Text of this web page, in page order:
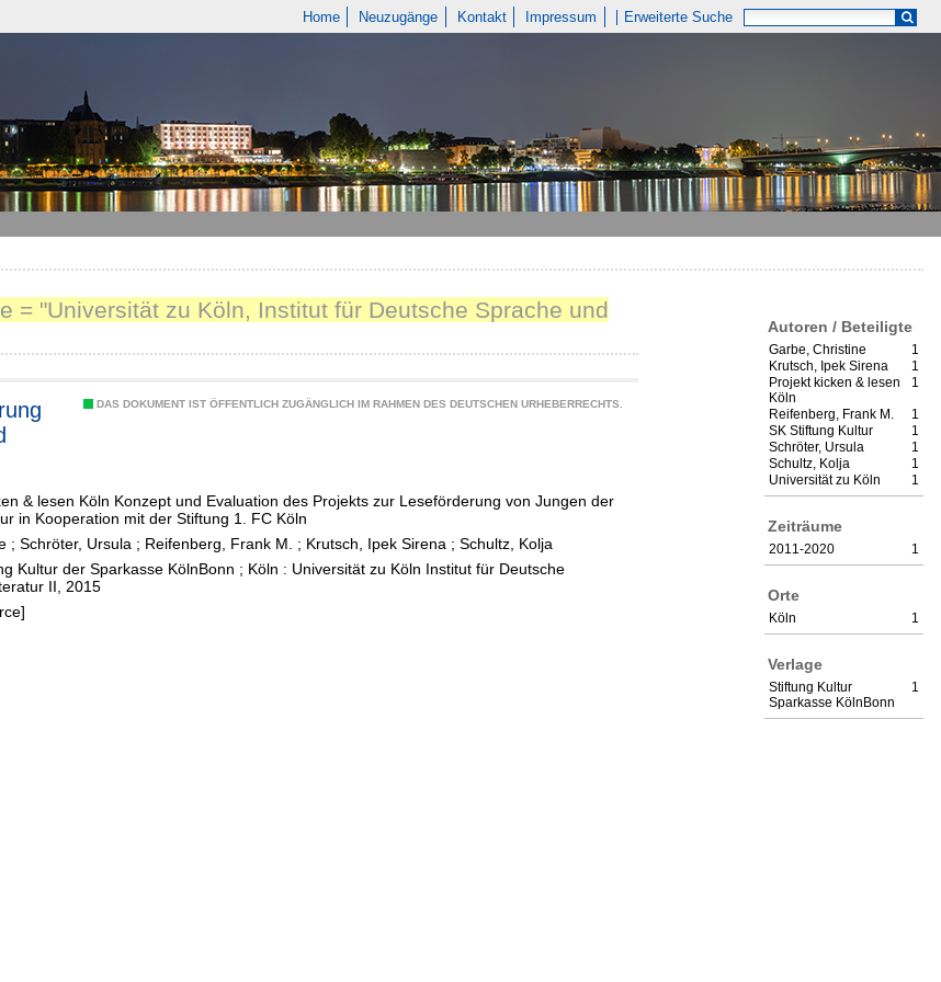
Home Neuzugänge Kontakt Impressum Erweiterte Suche
Autoren / Beteiligte
1
Garbe, Christine
1
Krutsch, Ipek Sirena
1
Projekt kicken & lesen
Köln
1
Reifenberg, Frank M.
1
SK Stiftung Kultur
1
Schröter, Ursula
1
Schultz, Kolja
1
Universität zu Köln
Zeiträume
1
2011-2020
Orte
1
Köln
Verlage
1
Stiftung Kultur
Sparkasse KölnBonn
= "Universität zu Köln, Institut für Deutsche Sprache und
DAS DOKUMENT IST ÖFFENTLICH ZUGÄNGLICH IM RAHMEN DES DEUTSCHEN URHEBERRECHTS.
& lesen Köln Konzept und Evaluation des Projekts zur Leseförderung von Jungen der
in Kooperation mit der Stiftung 1. FC Köln
; Schröter, Ursula ; Reifenberg, Frank M. ; Krutsch, Ipek Sirena ; Schultz, Kolja
Kultur der Sparkasse KölnBonn ; Köln : Universität zu Köln Institut für Deutsche
II, 2015